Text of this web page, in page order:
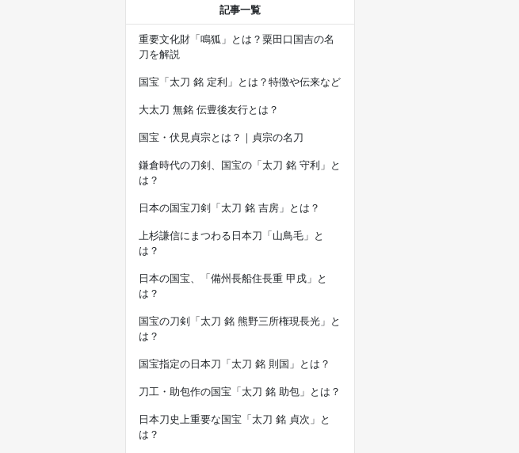
記事一覧
重要文化財「鳴狐」とは？粟田口国吉の名
刀を解説
国宝「太刀 銘 定利」とは？特徴や伝来など
大太刀 無銘 伝豊後友行とは？
国宝・伏見貞宗とは？｜貞宗の名刀
鎌倉時代の刀剣、国宝の「太刀 銘 守利」と
は？
日本の国宝刀剣「太刀 銘 吉房」とは？
上杉謙信にまつわる日本刀「山鳥毛」と
は？
日本の国宝、「備州長船住長重 甲戌」と
は？
国宝の刀剣「太刀 銘 熊野三所権現長光」と
は？
国宝指定の日本刀「太刀 銘 則国」とは？
刀工・助包作の国宝「太刀 銘 助包」とは？
日本刀史上重要な国宝「太刀 銘 貞次」と
は？